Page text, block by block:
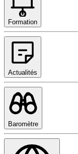
Formation
Actualités
Baromètre